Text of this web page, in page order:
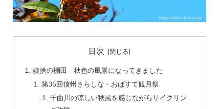
目次
姨捨の棚田 秋色の風景になってきました
第35回信州さらしな・おばすて観月祭
千曲川の涼しい秋風を感じながらサイクリン